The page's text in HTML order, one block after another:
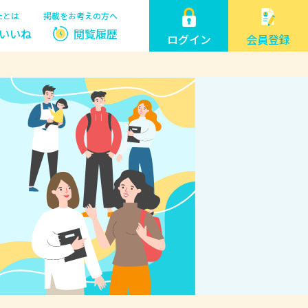
とは 掲載をお考えの方へ
いね 閲覧履歴 ログイン 会員登録